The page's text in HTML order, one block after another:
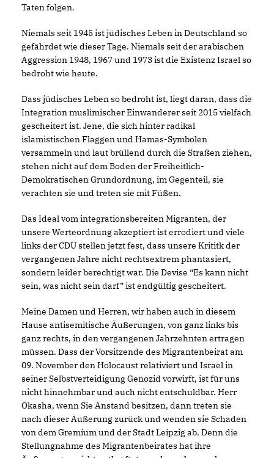
Taten folgen.
Niemals seit 1945 ist jüdisches Leben in Deutschland so
gefährdet wie dieser Tage. Niemals seit der arabischen
Aggression 1948, 1967 und 1973 ist die Existenz Israel so
bedroht wie heute.
Dass jüdisches Leben so bedroht ist, liegt daran, dass die
Integration muslimischer Einwanderer seit 2015 vielfach
gescheitert ist. Jene, die sich hinter radikal
islamistischen Flaggen und Hamas-Symbolen
versammeln und laut brüllend durch die Straßen ziehen,
stehen nicht auf dem Boden der Freiheitlich-
Demokratischen Grundordnung, im Gegenteil, sie
verachten sie und treten sie mit Füßen.
Das Ideal vom integrationsbereiten Migranten, der
unsere Werteordnung akzeptiert ist errodiert und viele
links der CDU stellen jetzt fest, dass unsere Krititk der
vergangenen Jahre nicht rechtsextrem phantasiert,
sondern leider berechtigt war. Die Devise “Es kann nicht
sein, was nicht sein darf” ist endgültig gescheitert.
Meine Damen und Herren, wir haben auch in diesem
Hause antisemitische Äußerungen, von ganz links bis
ganz rechts, in den vergangenen Jahrzehnten ertragen
müssen. Dass der Vorsitzende des Migrantenbeirat am
09. November den Holocaust relativiert und Israel in
seiner Selbstverteidigung Genozid vorwirft, ist für uns
nicht hinnehmbar und auch nicht entschuldbar. Herr
Okasha, wenn Sie Anstand besitzen, dann treten sie
nach dieser Äußerung zurück und wenden sie Schaden
von dem Gremium und der Stadt Leipzig ab. Denn die
Stellungnahme des Migrantenbeirates hat ihre